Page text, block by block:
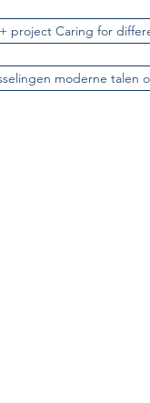
project Caring for
moderne talen